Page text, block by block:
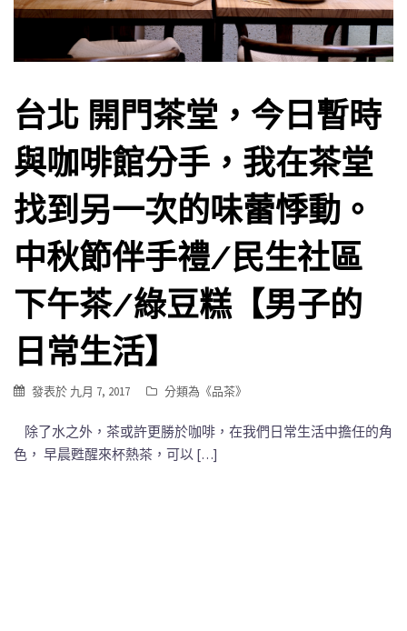
台北 開門茶堂，今日暫時
與咖啡館分手，我在茶堂
找到另一次的味蕾悸動。
中秋節伴手禮/民生社區
下午茶/綠豆糕【男子的
日常生活】
發表於 九月 7, 2017 分類為《品茶》
除了水之外，茶或許更勝於咖啡，在我們日常生活中擔任的角
色， 早晨甦醒來杯熱茶，可以 […]